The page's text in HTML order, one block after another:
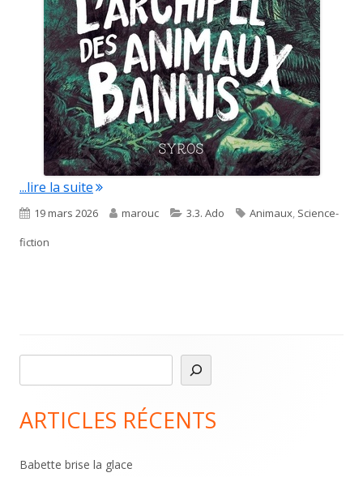
...lire la suite"L’archipel des animaux bannis"
Published
on
19 mars 2026 Author
marouc Categories
3.3. Ado Tags
Animaux, Science-
fiction
Sidebar
e
hARTICLES RÉCENTS
Babette brise la glace